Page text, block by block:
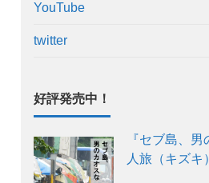
YouTube
twitter
好評発売中！
『セブ島、
人旅（キズキ